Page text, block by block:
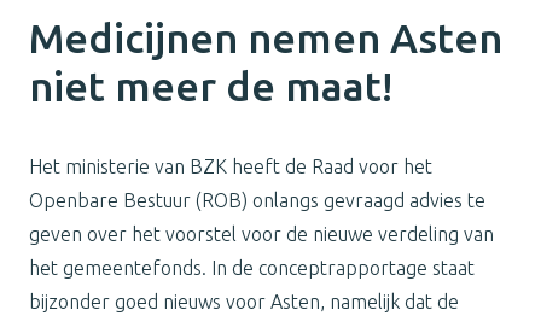
Medicijnen nemen Asten
niet meer de maat!
Het ministerie van BZK heeft de Raad voor het
Openbare Bestuur (ROB) onlangs gevraagd advies te
geven over het voorstel voor de nieuwe verdeling van
het gemeentefonds. In de conceptrapportage staat
bijzonder goed nieuws voor Asten, namelijk dat de